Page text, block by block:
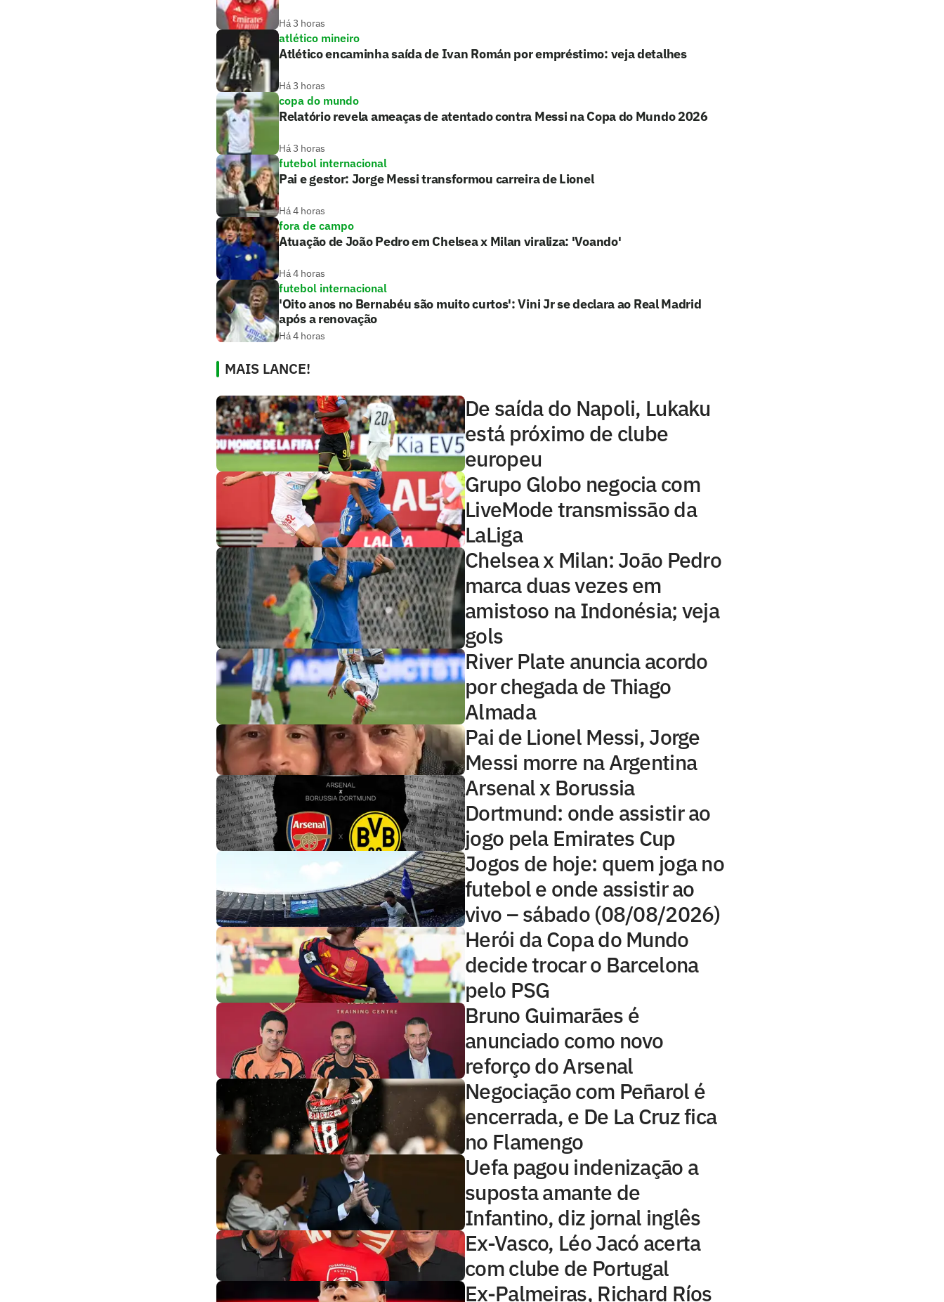
Há 3 horas
atlético mineiro
Atlético encaminha saída de Ivan Román por empréstimo: veja detalhes
Há 3 horas
copa do mundo
Relatório revela ameaças de atentado contra Messi na Copa do Mundo 2026
Há 3 horas
futebol internacional
Pai e gestor: Jorge Messi transformou carreira de Lionel
Há 4 horas
fora de campo
Atuação de João Pedro em Chelsea x Milan viraliza: 'Voando'
Há 4 horas
futebol internacional
'Oito anos no Bernabéu são muito curtos': Vini Jr se declara ao Real Madrid
após a renovação
Há 4 horas
MAIS LANCE!
De saída do Napoli, Lukaku
está próximo de clube
europeu
Grupo Globo negocia com
LiveMode transmissão da
LaLiga
Chelsea x Milan: João Pedro
marca duas vezes em
amistoso na Indonésia; veja
gols
River Plate anuncia acordo
por chegada de Thiago
Almada
Pai de Lionel Messi, Jorge
Messi morre na Argentina
Arsenal x Borussia
Dortmund: onde assistir ao
jogo pela Emirates Cup
Jogos de hoje: quem joga no
futebol e onde assistir ao
vivo – sábado (08/08/2026)
Herói da Copa do Mundo
decide trocar o Barcelona
pelo PSG
Bruno Guimarães é
anunciado como novo
reforço do Arsenal
Negociação com Peñarol é
encerrada, e De La Cruz fica
no Flamengo
Uefa pagou indenização a
suposta amante de
Infantino, diz jornal inglês
Ex-Vasco, Léo Jacó acerta
com clube de Portugal
Ex-Palmeiras, Richard Ríos